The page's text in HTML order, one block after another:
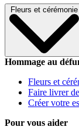
Fleurs et cérémonie
Hommage au
Fleurs et
Faire livrer
Créer votre
Pour vous aider